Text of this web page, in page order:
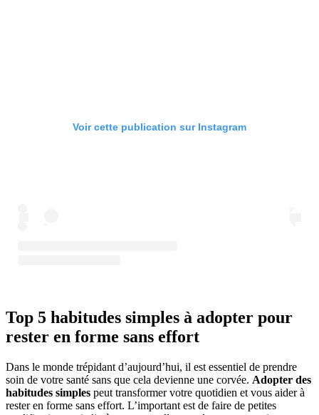
Voir cette publication sur Instagram
Top 5 habitudes simples à adopter pour
rester en forme sans effort
Dans le monde trépidant d’aujourd’hui, il est essentiel de prendre
soin de votre santé sans que cela devienne une corvée. Adopter des
habitudes simples peut transformer votre quotidien et vous aider à
rester en forme sans effort. L’important est de faire de petites